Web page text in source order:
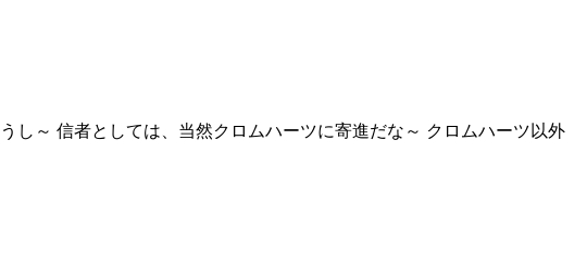
～ 信者としては、当然クロムハーツに寄進だな～ クロムハーツ以外